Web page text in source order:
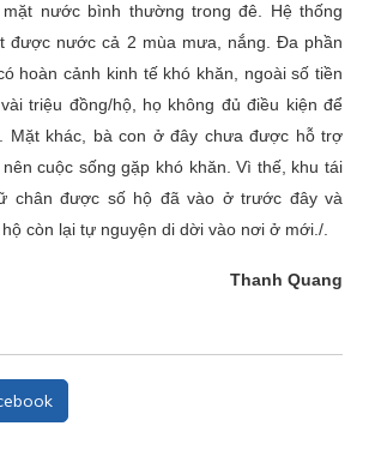
nước bình thường trong đê. Hệ thống
được nước cả 2 mùa mưa, nắng. Đa phần
hoàn cảnh kinh tế khó khăn, ngoài số tiền
triệu đồng/hộ, họ không đủ điều kiện để
Mặt khác, bà con ở đây chưa được hỗ trợ
cuộc sống gặp khó khăn. Vì thế, khu tái
chân được số hộ đã vào ở trước đây và
còn lại tự nguyện di dời vào nơi ở mới./.
Thanh Quang